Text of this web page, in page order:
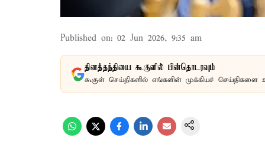
Published on: 02 Jun 2026, 9:35 am
தினத்தந்தியை கூகுளில் பின்தொடரவும்
கூகுள் செய்திகளில் எங்களின் முக்கியச் செய்திகளை